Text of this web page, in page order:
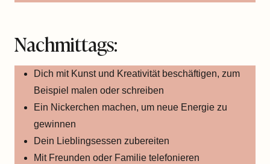
Nachmittags:
Dich mit Kunst und Kreativität beschäftigen, zum
Beispiel malen oder schreiben
Ein Nickerchen machen, um neue Energie zu
gewinnen
Dein Lieblingsessen zubereiten
Mit Freunden oder Familie telefonieren